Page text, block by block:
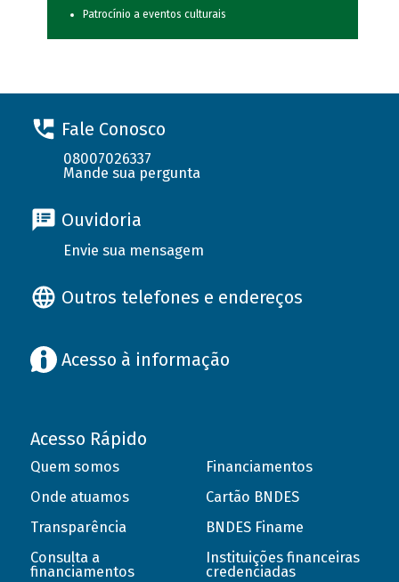
Patrocínio a eventos culturais
Fale Conosco
08007026337
Mande sua pergunta
Ouvidoria
Envie sua mensagem
Outros telefones e endereços
Acesso à informação
Acesso Rápido
Quem somos
Onde atuamos
Transparência
Consulta a
financiamentos
Financiamentos
Cartão BNDES
BNDES Finame
Instituições financeiras
credenciadas